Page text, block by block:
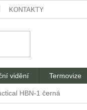
KONTAKTY
vidění Termovize
HBN-1 černá